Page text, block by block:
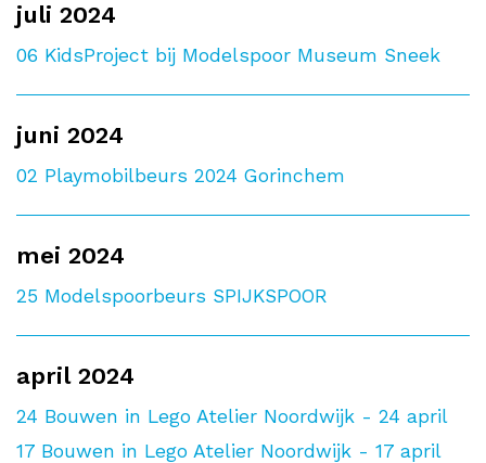
juli 2024
06 KidsProject bij Modelspoor Museum Sneek
juni 2024
02 Playmobilbeurs 2024 Gorinchem
mei 2024
25 Modelspoorbeurs SPIJKSPOOR
april 2024
24 Bouwen in Lego Atelier Noordwijk - 24 april
17 Bouwen in Lego Atelier Noordwijk - 17 april